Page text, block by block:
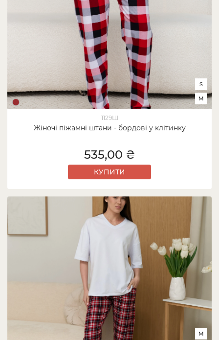
1129Ш
Жіночі піжамні штани - бордові у клітинку
S
M
535,00 ₴
КУПИТИ
M